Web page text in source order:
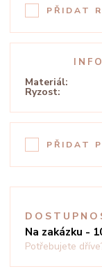
PŘIDAT
Materiál:
Ryzost:
PŘIDAT
Na zakázku -
Potřebujete